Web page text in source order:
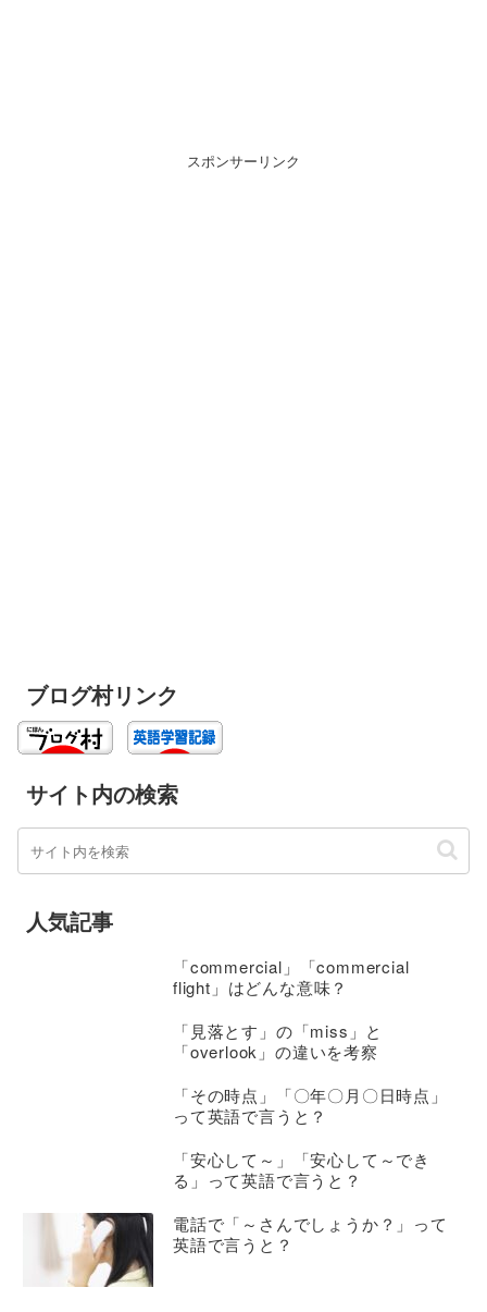
スポンサーリンク
ブログ村リンク
サイト内の検索
人気記事
「commercial」「commercial
flight」はどんな意味？
「見落とす」の「miss」と
「overlook」の違いを考察
「その時点」「〇年〇月〇日時点」
って英語で言うと？
「安心して～」「安心して～でき
る」って英語で言うと？
電話で「～さんでしょうか？」って
英語で言うと？